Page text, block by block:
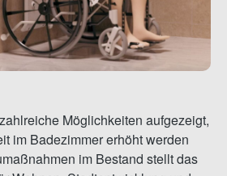
Möglichkeiten aufgezeigt,
im Badezimmer erhöht werden
im Bestand stellt das